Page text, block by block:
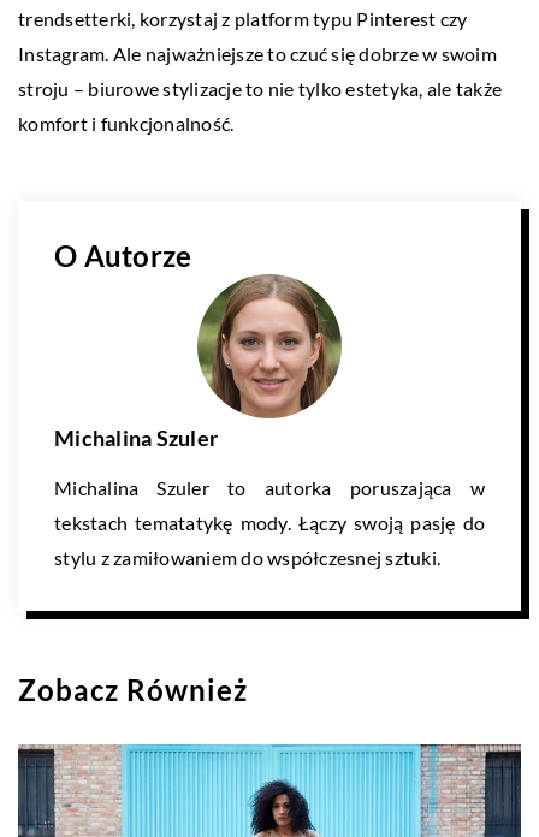
trendsetterki, korzystaj z platform typu Pinterest czy
Instagram. Ale najważniejsze to czuć się dobrze w swoim
stroju – biurowe stylizacje to nie tylko estetyka, ale także
komfort i funkcjonalność.
O Autorze
Michalina Szuler
Michalina Szuler to autorka poruszająca w
tekstach tematatykę mody. Łączy swoją pasję do
stylu z zamiłowaniem do współczesnej sztuki.
Zobacz Również